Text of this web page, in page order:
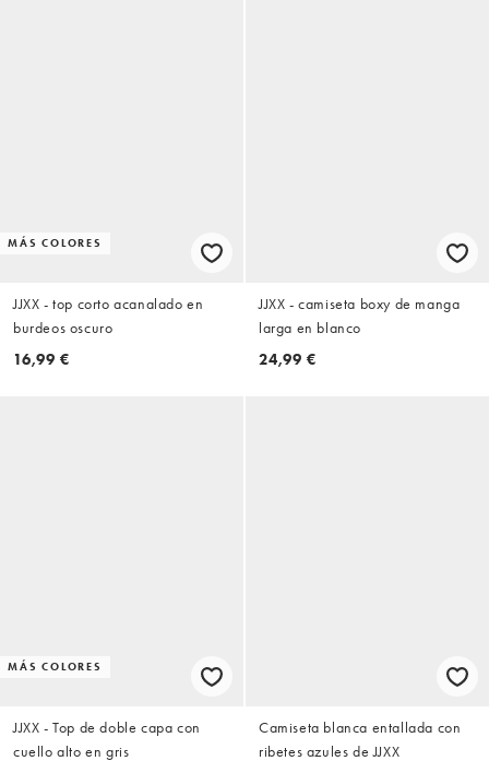
MÁS COLORES
JJXX - top corto acanalado en
burdeos oscuro
16,99 €
JJXX - camiseta boxy de manga
larga en blanco
24,99 €
MÁS COLORES
JJXX - Top de doble capa con
cuello alto en gris
Camiseta blanca entallada con
ribetes azules de JJXX